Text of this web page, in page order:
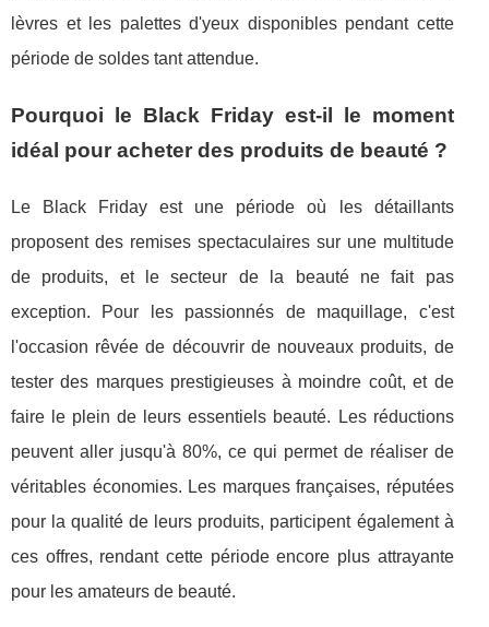
lèvres et les palettes d'yeux disponibles pendant cette
période de soldes tant attendue.
Pourquoi le Black Friday est-il le moment
idéal pour acheter des produits de beauté ?
Le Black Friday est une période où les détaillants
proposent des remises spectaculaires sur une multitude
de produits, et le secteur de la beauté ne fait pas
exception. Pour les passionnés de maquillage, c'est
l'occasion rêvée de découvrir de nouveaux produits, de
tester des marques prestigieuses à moindre coût, et de
faire le plein de leurs essentiels beauté. Les réductions
peuvent aller jusqu'à 80%, ce qui permet de réaliser de
véritables économies. Les marques françaises, réputées
pour la qualité de leurs produits, participent également à
ces offres, rendant cette période encore plus attrayante
pour les amateurs de beauté.